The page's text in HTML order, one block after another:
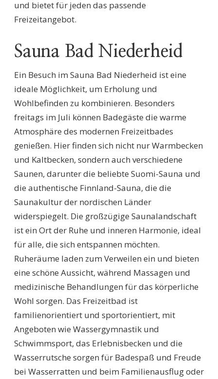
und bietet für jeden das passende
Freizeitangebot.
Sauna Bad Niederheid
Ein Besuch im Sauna Bad Niederheid ist eine
ideale Möglichkeit, um Erholung und
Wohlbefinden zu kombinieren. Besonders
freitags im Juli können Badegäste die warme
Atmosphäre des modernen Freizeitbades
genießen. Hier finden sich nicht nur Warmbecken
und Kaltbecken, sondern auch verschiedene
Saunen, darunter die beliebte Suomi-Sauna und
die authentische Finnland-Sauna, die die
Saunakultur der nordischen Länder
widerspiegelt. Die großzügige Saunalandschaft
ist ein Ort der Ruhe und inneren Harmonie, ideal
für alle, die sich entspannen möchten.
Ruheräume laden zum Verweilen ein und bieten
eine schöne Aussicht, während Massagen und
medizinische Behandlungen für das körperliche
Wohl sorgen. Das Freizeitbad ist
familienorientiert und sportorientiert, mit
Angeboten wie Wassergymnastik und
Schwimmsport, das Erlebnisbecken und die
Wasserrutsche sorgen für Badespaß und Freude
bei Wasserratten und beim Familienausflug oder